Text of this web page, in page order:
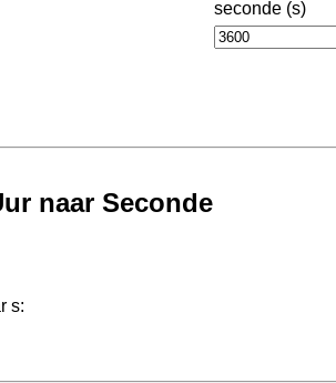
seconde (s)
naar Seconde
s: